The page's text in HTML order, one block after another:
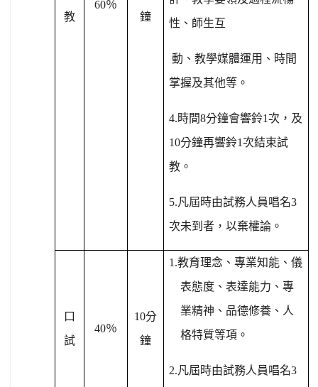
教
60％
鐘
性、師生互
動、教學媒體運用、時間
掌握及其他等。
4.時間8分鐘會響鈴1次，及
10分鐘再響鈴1次結束試
教。
5.凡屆時由試務人員唱名3
次未到者，以棄權論。
口
試
40％
10分
鐘
1.教育理念、專業知能、儀
表態度、表達能力、專
業精神、品德修養、人
格特質等項。
2.凡屆時由試務人員唱名3